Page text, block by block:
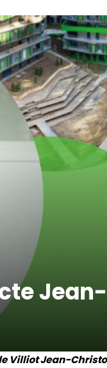
Jean-
Villiot Jean-